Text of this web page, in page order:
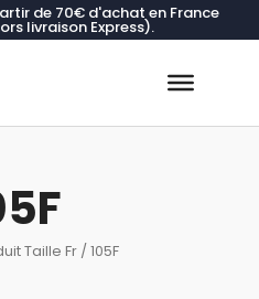
de 70€ d'achat en France
livraison Express).
Taille Fr / 105F